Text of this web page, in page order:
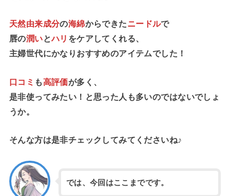
天然由来成分の海綿からできたニードルで
唇の潤いとハリ をケアしてくれる、
主婦世代にかなりおすすめのアイテムでした！
口コミ も高評価が多く、
是非使ってみたい！と思った人も多いのではないでしょ
うか。
そんな方は是非チェックしてみてくださいね♪
では、今回はここまでです。